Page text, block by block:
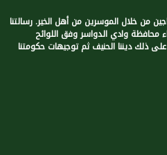
من خلال الموسرين من أهل الخير. رسالتنا
محافظة وادي الدواسر وفق اللوائح
ذلك ديننا الحنيف ثم توجيهات حكومتنا